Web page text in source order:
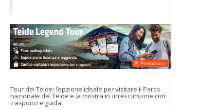
Tour del Teide: l’opzione ideale per visitare il Parco
nazionale del Teide e la mostra in un’escursione con
trasporto e guida.